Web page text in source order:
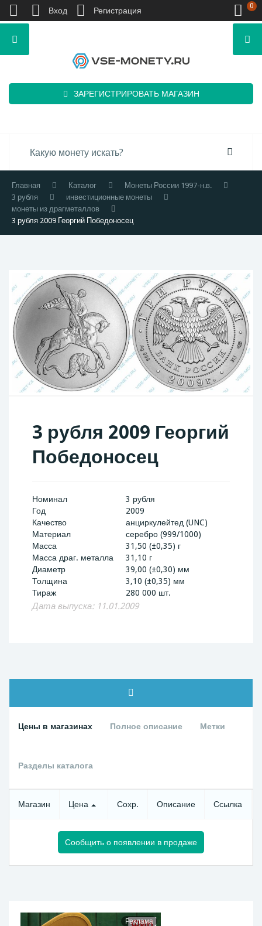
ЗАРЕГИСТРИРОВАТЬ МАГАЗИН
Главная Каталог
Монеты России 1997-н.в.
3 рубля
инвестиционные монеты
монеты из драгметаллов
3 рубля 2009 Георгий Победоносец
3 рубля 2009 Георгий
Победоносец
Номинал
3 рубля
Год
2009
Качество
анциркулейтед (UNC)
Материал
серебро (999/1000)
Масса
31,50 (±0,35) г
Масса драг. металла
31,10 г
Диаметр
39,00 (±0,30) мм
Толщина
3,10 (±0,35) мм
Тираж
280 000 шт.
Дата выпуска: 11.01.2009
Цены в магазинах Полное описание Метки
Разделы каталога
Магазин Цена Сохр. Описание Ссылка
Сообщить о появлении в продаже
Реклама
Вход Регистрация 0